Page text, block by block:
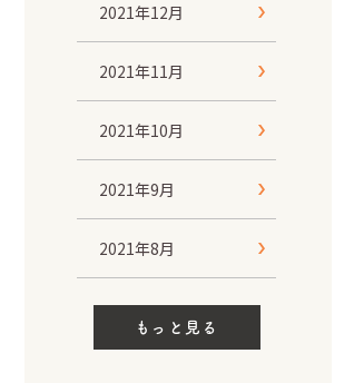
2021年12月
2021年11月
2021年10月
2021年9月
2021年8月
もっと見る